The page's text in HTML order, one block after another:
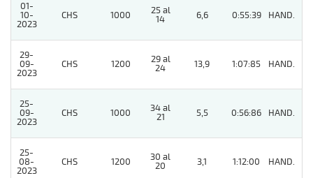
01-
10-
2023
CHS 1000
25 al
14
6,6 0:55:39 HAND.
29-
09-
2023
CHS 1200
29 al
24
13,9 1:07:85 HAND.
25-
09-
2023
CHS 1000
34 al
21
5,5 0:56:86 HAND.
25-
08-
2023
CHS 1200
30 al
20
3,1 1:12:00 HAND.